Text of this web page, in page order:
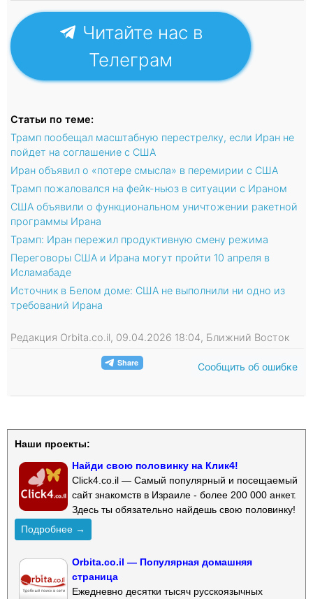
Читайте нас в
Телеграм
Статьи по теме:
Трамп пообещал масштабную перестрелку, если Иран не
пойдет на соглашение с США
Иран объявил о «потере смысла» в перемирии с США
Трамп пожаловался на фейк-ньюз в ситуации с Ираном
США объявили о функциональном уничтожении ракетной
программы Ирана
Трамп: Иран пережил продуктивную смену режима
Переговоры США и Ирана могут пройти 10 апреля в
Исламабаде
Источник в Белом доме: США не выполнили ни одно из
требований Ирана
Редакция Orbita.co.il, 09.04.2026 18:04, Ближний Восток
Сообщить об ошибке
Наши проекты:
Найди свою половинку на Клик4!
Click4.co.il — Самый популярный и посещаемый
сайт знакомств в Израиле - более 200 000 анкет.
Здесь ты обязательно найдешь свою половинку!
Подробнее →
Orbita.co.il — Популярная домашняя
страница
Ежедневно десятки тысяч русскоязычных